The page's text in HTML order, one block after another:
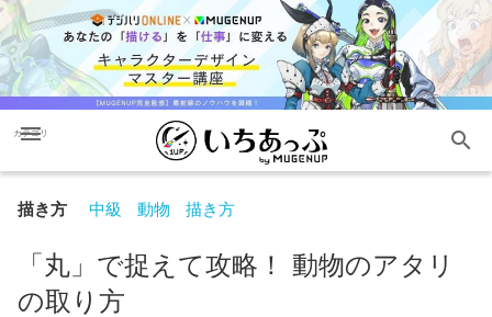
menu
カテゴリ search
描き方 中級 動物 描き方
「丸」で捉えて攻略！ 動物のアタリ
の取り方